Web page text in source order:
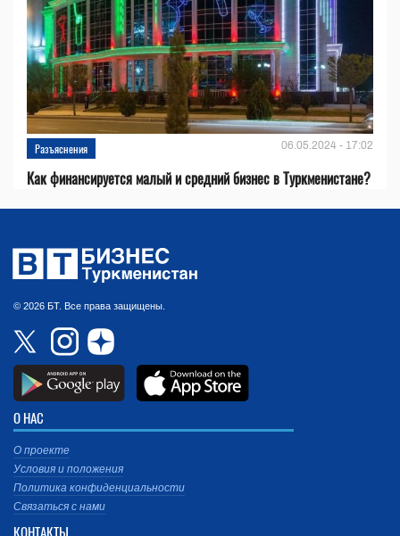
Разъяснения 06.05.2024 - 17:02
Как финансируется малый и средний бизнес в Туркменистане?
© 2026 БТ. Все права защищены.
О НАС
О проекте
Условия и положения
Политика конфиденциальности
Связаться с нами
КОНТАКТЫ